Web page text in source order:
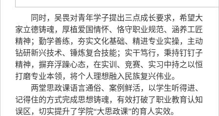
同时，吴畏对青年学子提出三点成长要求，希望大
家立德铸魂，厚植爱国情怀、恪守职业规范、涵养工匠
精神；勤学善练，夯实文化基础、精进专业实操，主动
钻研新兴技术、锤炼复合技能；实干笃行，秉持钉钉子
精神，摒弃浮躁心态，在实训、竞赛、实习中持之以恒
打磨专业本领，将个人理想融入民族复兴伟业。
两堂思政课语言通俗、案例鲜活，以学生听得进、
记得住的方式完成思想铸魂，有效打破了职业教育认知
误区，切实提升了学院“大思政课”的育人实效。